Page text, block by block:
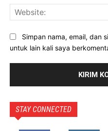
Simpan nama, email, dan
untuk lain kali saya
STAY CONNECTED